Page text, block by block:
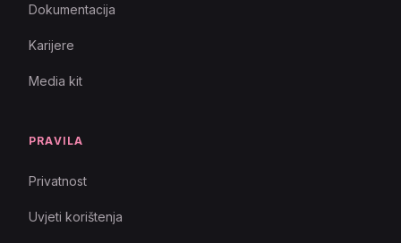
Dokumentacija
Karijere
Media kit
PRAVILA
Privatnost
Uvjeti korištenja